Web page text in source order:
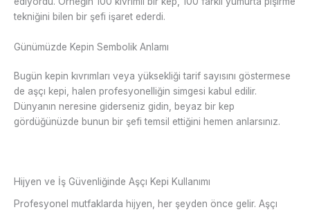
tekniğini bilen bir şefi işaret ederdi.
Günümüzde Kepin Sembolik Anlamı
Bugün kepin kıvrımları veya yüksekliği tarif sayısını göstermese
de aşçı kepi, halen profesyonelliğin simgesi kabul edilir.
Dünyanın neresine giderseniz gidin, beyaz bir kep
gördüğünüzde bunun bir şefi temsil ettiğini hemen anlarsınız.
Hijyen ve İş Güvenliğinde Aşçı Kepi Kullanımı
Profesyonel mutfaklarda hijyen, her şeyden önce gelir. Aşçı